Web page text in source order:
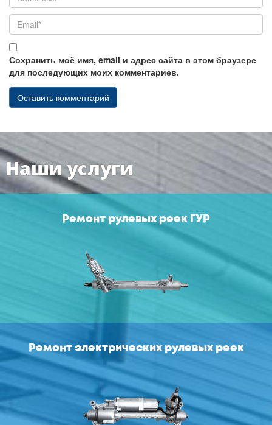
Сохранить моё имя, email и адрес сайта в этом браузере
для последующих моих комментариев.
Наши услуги
Ремонт рулевых реек ГУР
Ремонт электрических рулевых реек